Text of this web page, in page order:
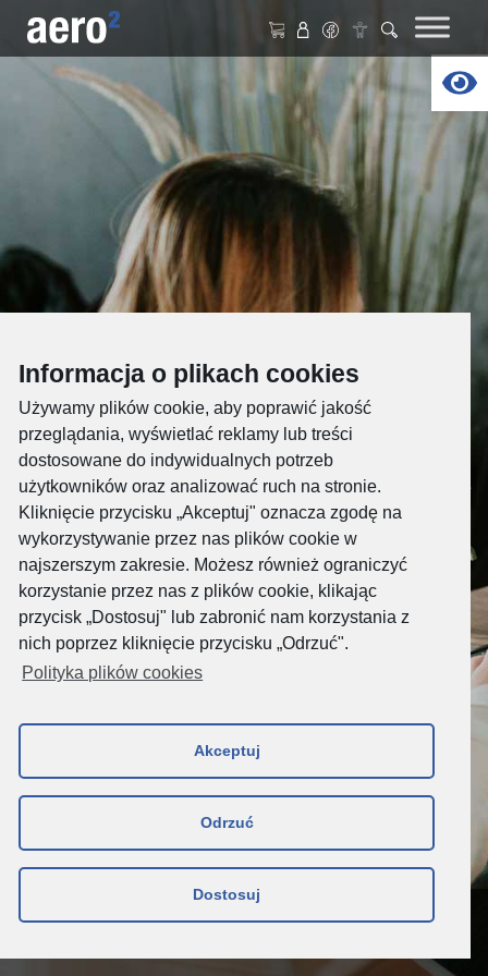
Informacja o plikach cookies
Używamy plików cookie, aby poprawić jakość
przeglądania, wyświetlać reklamy lub treści
dostosowane do indywidualnych potrzeb
użytkowników oraz analizować ruch na stronie.
Kliknięcie przycisku „Akceptuj" oznacza zgodę na
wykorzystywanie przez nas plików cookie w
najszerszym zakresie. Możesz również ograniczyć
korzystanie przez nas z plików cookie, klikając
przycisk „Dostosuj" lub zabronić nam korzystania z
nich poprzez kliknięcie przycisku „Odrzuć".
Polityka plików cookies
Akceptuj
Odrzuć
Dostosuj
Nawigacja główna
Internet
2
Korzystaj z internetu 5G, tak jak lubisz,
bez limitu prędkości.
Sprawdź ofertę >
Previous Next
© Aero2